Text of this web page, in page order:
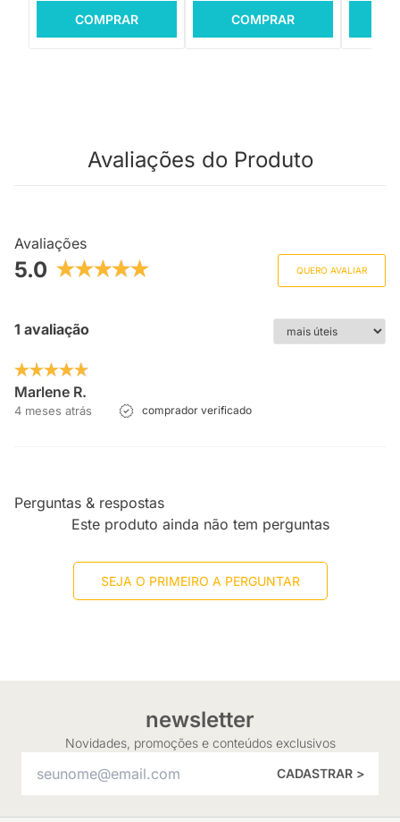
COMPRAR COMPRAR
Avaliações do Produto
Avaliações
5.0 QUERO AVALIAR
1 avaliação
Marlene R.
4 meses atrás comprador verificado
Perguntas & respostas
Este produto ainda não tem perguntas
SEJA O PRIMEIRO A PERGUNTAR
newsletter
Novidades, promoções e conteúdos exclusivos
CADASTRAR >